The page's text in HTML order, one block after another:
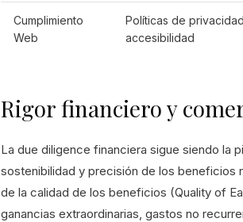
Cumplimiento
Web
Políticas de
accesibilidad
Rigor financiero y
La due diligence financiera sigue siendo la
sostenibilidad y precisión de los beneficios
de la calidad de los beneficios (Quality of
ganancias extraordinarias, gastos no